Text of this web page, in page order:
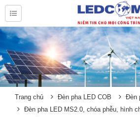
Trang chủ Đèn pha LED COB
Đèn
Đèn pha LED MS2.0, chóa phễu, hình